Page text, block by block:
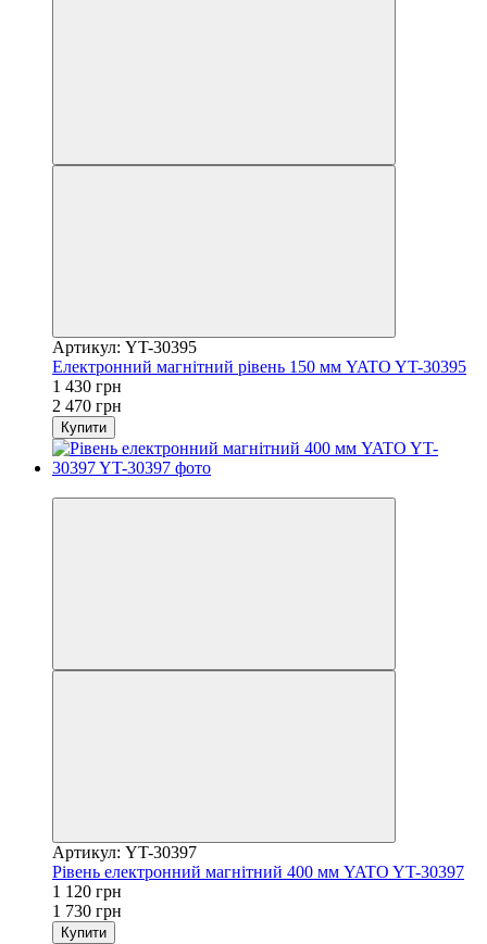
Артикул: YT-30395
Електронний магнітний рівень 150 мм YATO YT-30395
1 430 грн
2 470 грн
Купити
Артикул: YT-30397
Рівень електронний магнітний 400 мм YATO YT-30397
1 120 грн
1 730 грн
Купити